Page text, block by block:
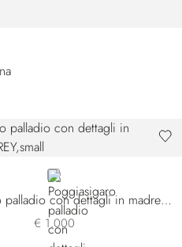
GREY
Poggiasigaro palladio con dettagli in madreperla
€ 1.000